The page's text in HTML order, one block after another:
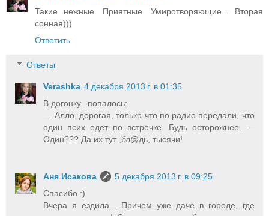
Такие нежные. Приятные. Умиротворяющие... Вторая
сонная)))
Ответить
Ответы
Verashka 4 декабря 2013 г. в 01:35
В догонку...попалось:
— Алло, дорогая, только что по радио передали, что
один псих едет по встречке. Будь осторожнее. —
Один??? Да их тут ,бл@дь, тысячи!
Аня Исакова
5 декабря 2013 г. в 09:25
Спасибо :)
Вчера я ездила... Причем уже даче в городе, где